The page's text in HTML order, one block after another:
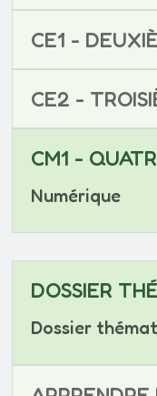
CE1 -
CE2 -
CM1 -
Numérique
DOSSIER
Dossier